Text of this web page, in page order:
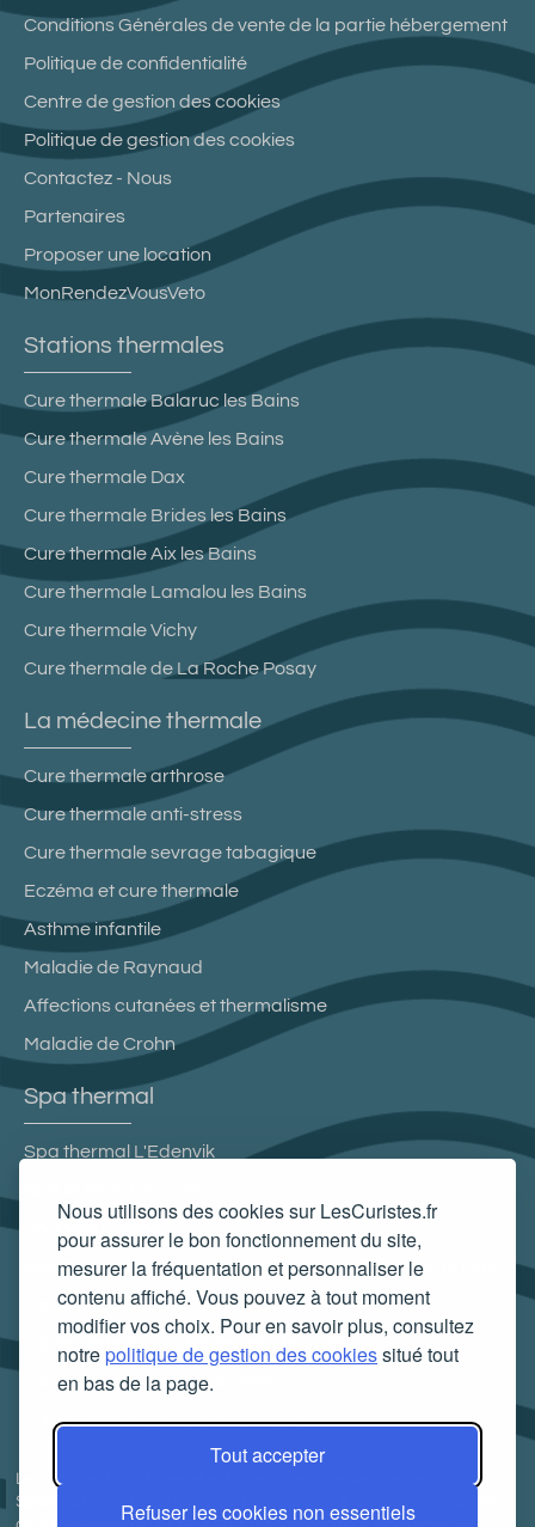
Nous utilisons des cookies sur LesCuristes.fr
pour assurer le bon fonctionnement du site,
mesurer la fréquentation et personnaliser le
contenu affiché. Vous pouvez à tout moment
modifier vos choix. Pour en savoir plus, consultez
notrepolitique de gestion des cookiessitué tout
en bas de la page.
Tout accepter
Refuser les cookies non essentiels
Conditions Générales de vente de la partie hébergement
Politique de confidentialité
Centre de gestion des cookies
Politique de gestion des cookies
Contactez - Nous
Partenaires
Proposer une location
MonRendezVousVeto
Stations thermales
Cure thermale Balaruc les Bains
Cure thermale Avène les Bains
Cure thermale Dax
Cure thermale Brides les Bains
Cure thermale Aix les Bains
Cure thermale Lamalou les Bains
Cure thermale Vichy
Cure thermale de La Roche Posay
La médecine thermale
Cure thermale arthrose
Cure thermale anti-stress
Cure thermale sevrage tabagique
Eczéma et cure thermale
Asthme infantile
Maladie de Raynaud
Affections cutanées et thermalisme
Maladie de Crohn
Spa thermal
Spa thermal L'Edenvik
Spa thermal et Espace esthétique des Thermes de Dax
Carte cadeau spa Vichy
Carte cadeau spa Bagnoles-de-l'Orne
Carte cadeau spa Saubusse
Carte cadeau spa Châtel-Guyon
LesCuristes.fr participe et est conforme à l'ensemble des
Spécifications et Politiques du Transparency & Consent Framework